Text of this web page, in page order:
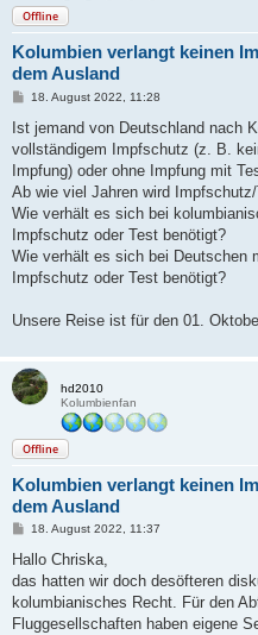
Offline
Kolumbien verlangt keinen
dem Ausland
B
i
r
a
g
18. August 2022, 11:28
Ist jemand von Deutschland nach
vollständigem Impfschutz (z. B.
Impfung) oder ohne Impfung mit
Ab wie viel Jahren wird
Wie verhält es sich bei
Impfschutz oder Test benötigt?
Wie verhält es sich bei Deutschen
Impfschutz oder Test benötigt?
Unsere Reise ist für den 01.
hd2010
Kolumbienfan
Offline
Kolumbien verlangt keinen
dem Ausland
B
i
r
a
18. August 2022, 11:37
Hallo Chriska,
das hatten wir doch desöfteren
kolumbianisches Recht. Für den
Fluggesellschaften haben eigene